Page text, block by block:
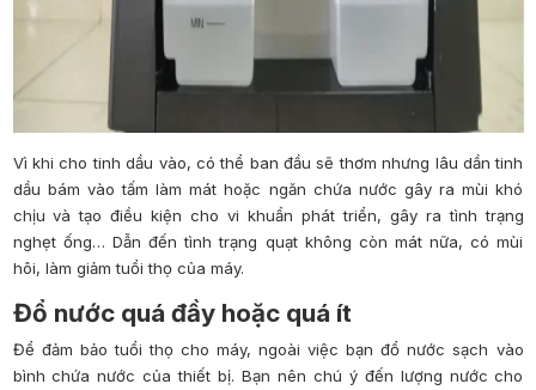
Vì khi cho tinh dầu vào, có thể ban đầu sẽ thơm nhưng lâu dần tinh
dầu bám vào tấm làm mát hoặc ngăn chứa nước gây ra mùi khó
chịu và tạo điều kiện cho vi khuẩn phát triển, gây ra tình trạng
nghẹt ống… Dẫn đến tình trạng quạt không còn mát nữa, có mùi
hôi, làm giảm tuổi thọ của máy.
Đổ nước quá đầy hoặc quá ít
Để đảm bảo tuổi thọ cho máy, ngoài việc bạn đổ nước sạch vào
bình chứa nước của thiết bị. Bạn nên chú ý đến lượng nước cho